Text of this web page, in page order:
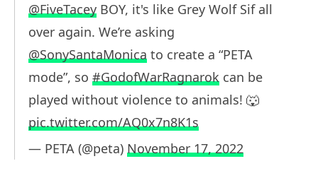
@FiveTacey BOY, it's like Grey Wolf Sif all
over again. We’re asking
@SonySantaMonica to create a “PETA
mode”, so #GodofWarRagnarok can be
played without violence to animals! 🐺
pic.twitter.com/AQ0x7n8K1s
— PETA (@peta) November 17, 2022